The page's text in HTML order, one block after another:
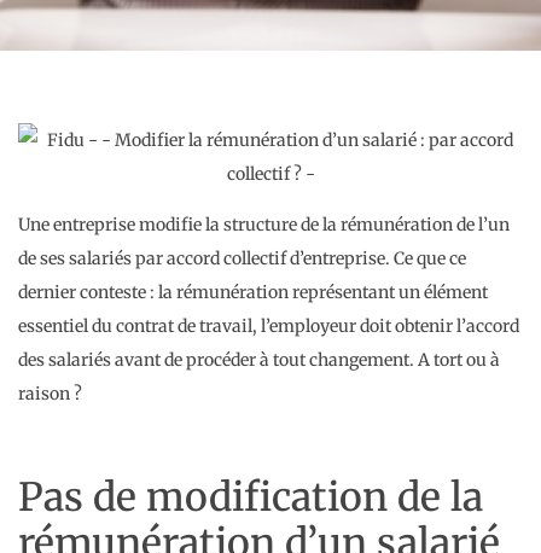
Une entreprise modifie la structure de la rémunération de l’un
de ses salariés par accord collectif d’entreprise. Ce que ce
dernier conteste : la rémunération représentant un élément
essentiel du contrat de travail, l’employeur doit obtenir l’accord
des salariés avant de procéder à tout changement. A tort ou à
raison ?
Pas de modification de la
rémunération d’un salarié